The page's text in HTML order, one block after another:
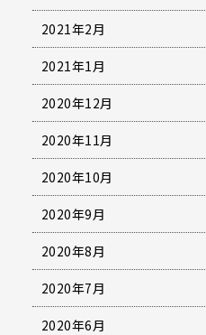
2021年2月
2021年1月
2020年12月
2020年11月
2020年10月
2020年9月
2020年8月
2020年7月
2020年6月